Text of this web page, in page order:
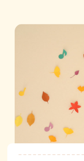
情報公開